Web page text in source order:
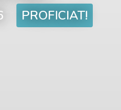
PROFICIAT!